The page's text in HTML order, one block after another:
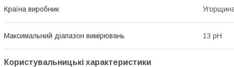
Країна виробник
Максимальний діапазон вимірювань 13 pH
Користувальницькі характеристики